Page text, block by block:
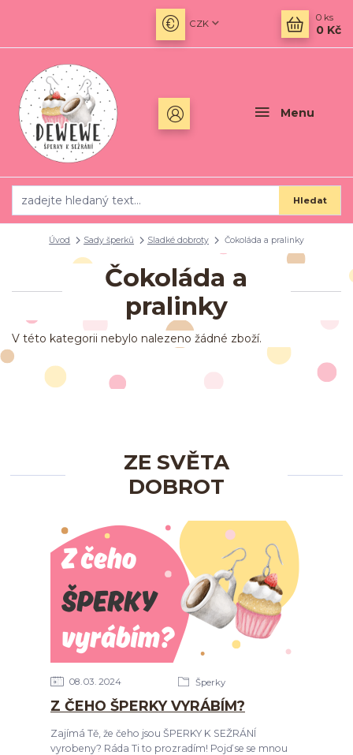
Menu
CZK
Hledat
0 ks
0 Kč
Úvod Sady šperků Sladké dobroty Čokoláda a pralinky
Čokoláda a
pralinky
V této kategorii nebylo nalezeno žádné zboží.
ZE SVĚTA
DOBROT
08 03 2024 Šperky
Z ČEHO ŠPERKY VYRÁBÍM?
Zajímá Tě, že čeho jsou ŠPERKY K SEŽRÁNÍ
vyrobeny? Ráda Ti to prozradím! Pojď se se mnou